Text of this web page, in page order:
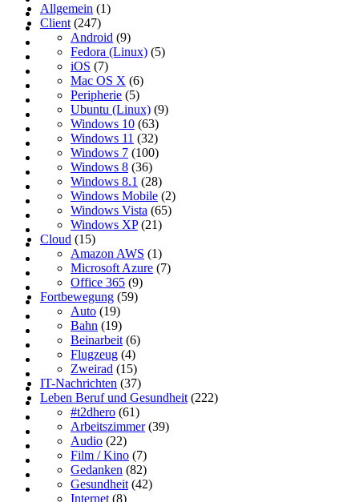
Allgemein (1)
Client (247)
Android (9)
Fedora (Linux) (5)
iOS (7)
Mac OS X (6)
Peripherie (5)
Ubuntu (Linux) (9)
Windows 10 (63)
Windows 11 (32)
Windows 7 (100)
Windows 8 (36)
Windows 8.1 (28)
Windows Mobile (2)
Windows Vista (65)
Windows XP(21)
Cloud (15)
Amazon AWS (1)
Microsoft Azure (7)
Office 365 (9)
Fortbewegung (59)
Auto (19)
Bahn (19)
Beinarbeit (6)
Flugzeug (4)
Zweirad (15)
IT-Nachrichten (37)
Leben Beruf und Gesundheit (222)
#t2dhero (61)
Arbeitszimmer(39)
Audio (22)
Film / Kino (7)
Gedanken (82)
Gesundheit (42)
Internet (8)